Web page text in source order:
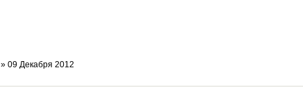
» 09 Декабря 2012